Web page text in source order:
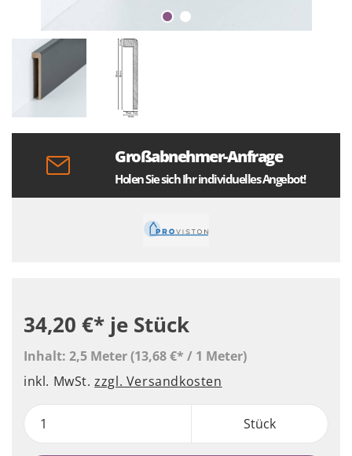
Großabnehmer-Anfrage
Holen Sie sich Ihr individuelles Angebot!
34,20 €* je Stück
Inhalt: 2,5 Meter(13,68 €* / 1 Meter)
inkl. MwSt.zzgl. Versandkosten
Stück